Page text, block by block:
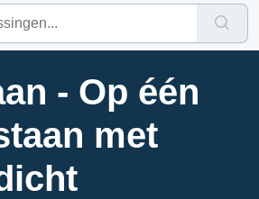
- Op één
met